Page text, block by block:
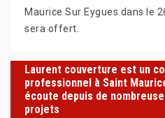
Maurice Sur Eygues dans le
sera offert.
Laurent couverture est un
professionnel à Saint
écoute depuis de
projets